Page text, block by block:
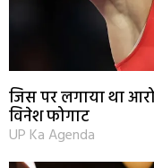
जिस पर लगाया था
विनेश फोगाट
UP Ka Agenda